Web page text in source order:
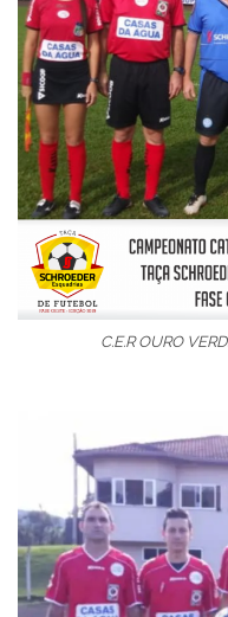
C.E.R OURO